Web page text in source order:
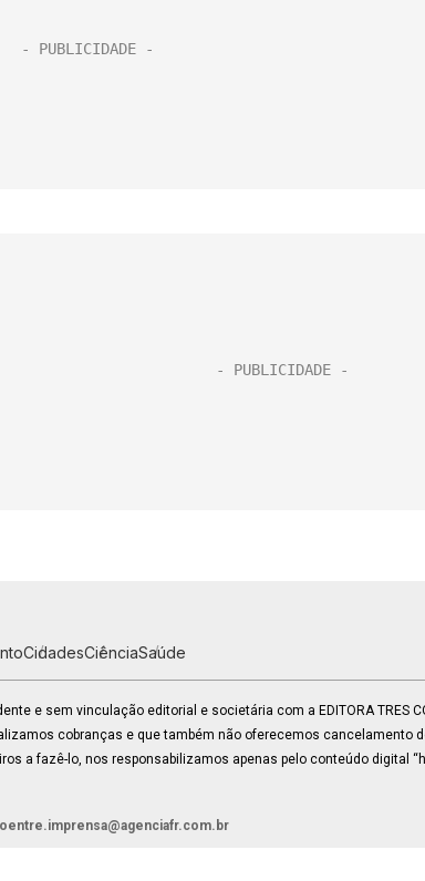
CidadesCiênciaSaúde
e sem vinculação editorial e societária com a EDITORA TRES
cobranças e que também não oferecemos cancelamento
a fazê-lo, nos responsabilizamos apenas pelo conteúdo digital